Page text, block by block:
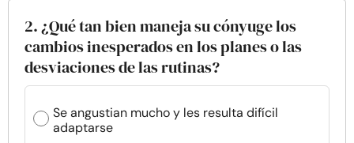
2. ¿Qué tan bien maneja su cónyuge los
cambios inesperados en los planes o las
desviaciones de las rutinas?
Se angustian mucho y les resulta difícil
adaptarse